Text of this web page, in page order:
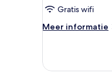
Gratis wifi
Meer informatie
Meer